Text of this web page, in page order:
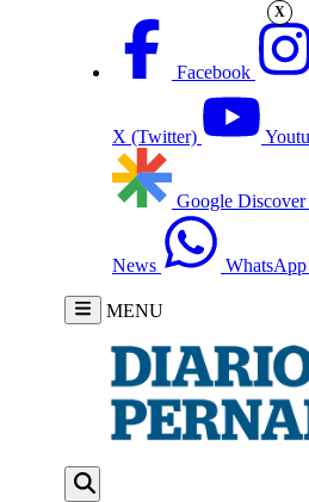
Facebook
X (Twitter)
Google Discover
News
MENU
X